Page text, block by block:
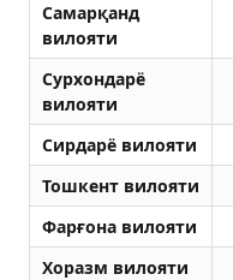
Самарқанд
вилояти
Сурхондарё
вилояти
Сирдарё вилояти
Тошкент вилояти
Фарғона вилояти
Хоразм вилояти